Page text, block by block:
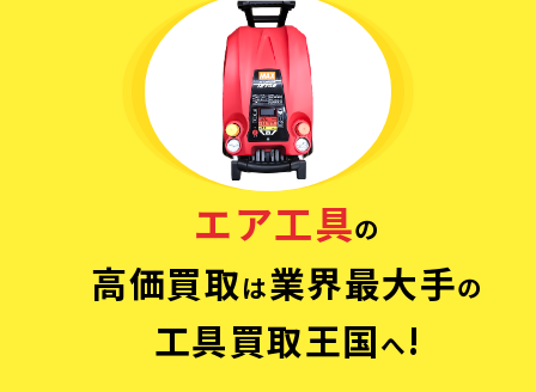
エア工具の
高価買取は業界最大手の
工具買取王国へ!